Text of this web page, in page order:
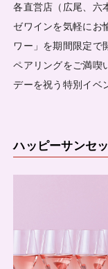
各直営店（広尾、六
ゼワインを気軽にお
ワー」を期間限定で
ペアリングをご満喫
デーを祝う特別イベ
ハッピーサンセ